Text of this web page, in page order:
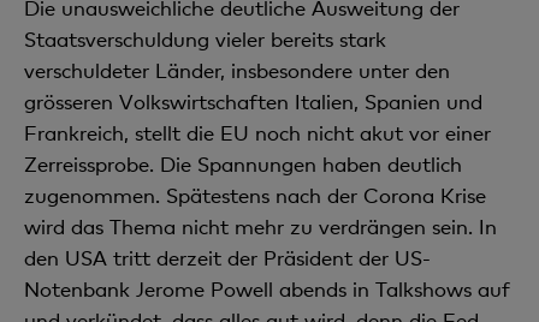
Die unausweichliche deutliche Ausweitung der
Staatsverschuldung vieler bereits stark
verschuldeter Länder, insbesondere unter den
grösseren Volkswirtschaften Italien, Spanien und
Frankreich, stellt die EU noch nicht akut vor einer
Zerreissprobe. Die Spannungen haben deutlich
zugenommen. Spätestens nach der Corona Krise
wird das Thema nicht mehr zu verdrängen sein. In
den USA tritt derzeit der Präsident der US-
Notenbank Jerome Powell abends in Talkshows auf